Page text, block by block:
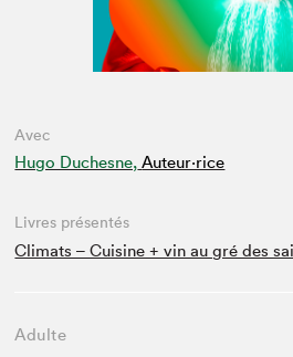
Avec
Hugo Duchesne, Auteur·rice
Livres présentés
Climats – Cuisine + vin au gré des
Adulte